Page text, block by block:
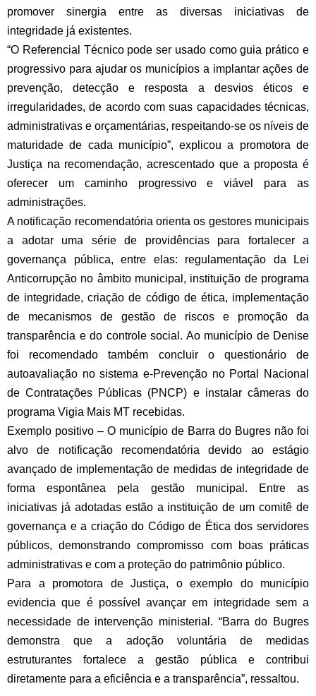
promover sinergia entre as diversas iniciativas de
integridade já existentes.
“O Referencial Técnico pode ser usado como guia prático e
progressivo para ajudar os municípios a implantar ações de
prevenção, detecção e resposta a desvios éticos e
irregularidades, de acordo com suas capacidades técnicas,
administrativas e orçamentárias, respeitando-se os níveis de
maturidade de cada município”, explicou a promotora de
Justiça na recomendação, acrescentado que a proposta é
oferecer um caminho progressivo e viável para as
administrações.
A notificação recomendatória orienta os gestores municipais
a adotar uma série de providências para fortalecer a
governança pública, entre elas: regulamentação da Lei
Anticorrupção no âmbito municipal, instituição de programa
de integridade, criação de código de ética, implementação
de mecanismos de gestão de riscos e promoção da
transparência e do controle social. Ao município de Denise
foi recomendado também concluir o questionário de
autoavaliação no sistema e-Prevenção no Portal Nacional
de Contratações Públicas (PNCP) e instalar câmeras do
programa Vigia Mais MT recebidas.
Exemplo positivo – O município de Barra do Bugres não foi
alvo de notificação recomendatória devido ao estágio
avançado de implementação de medidas de integridade de
forma espontânea pela gestão municipal. Entre as
iniciativas já adotadas estão a instituição de um comitê de
governança e a criação do Código de Ética dos servidores
públicos, demonstrando compromisso com boas práticas
administrativas e com a proteção do patrimônio público.
Para a promotora de Justiça, o exemplo do município
evidencia que é possível avançar em integridade sem a
necessidade de intervenção ministerial. “Barra do Bugres
demonstra que a adoção voluntária de medidas
estruturantes fortalece a gestão pública e contribui
diretamente para a eficiência e a transparência”, ressaltou.